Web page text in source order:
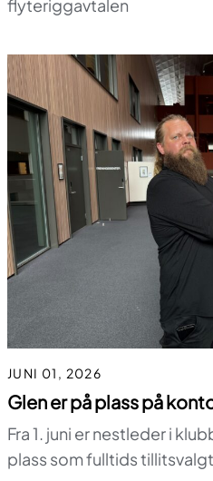
flyteriggavtalen
JUNI 01, 2026
Glen er på plass på
Fra 1. juni er nestleder i
plass som fulltids